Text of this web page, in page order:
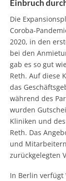
Einbruch
Die
Coroba-
2020, in den
bei den
gab es so gut
Reth. Auf diese
das
während des
wurden
Kliniken und
Reth. Das
und
zurückgelegten
In Berlin verfügt